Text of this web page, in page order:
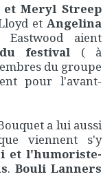
et Meryl Streep
et Angelina
aient
festival ( à
du groupe
pour l'avant-
a lui aussi
viennent s'y
et l'humoriste-
.Bouli Lanners